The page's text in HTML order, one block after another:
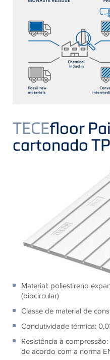
TECEfloor
cartonado
Material: poliestireno
(biocircular)
Classe de material de
Condutividade térmica:
Resistência à
de acordo com a norma